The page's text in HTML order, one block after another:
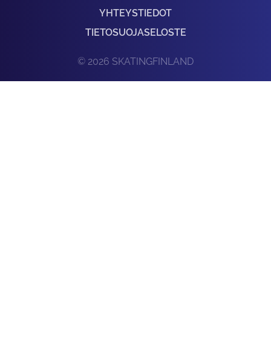
YHTEYSTIEDOT
TIETOSUOJASELOSTE
© 2026 SKATINGFINLAND